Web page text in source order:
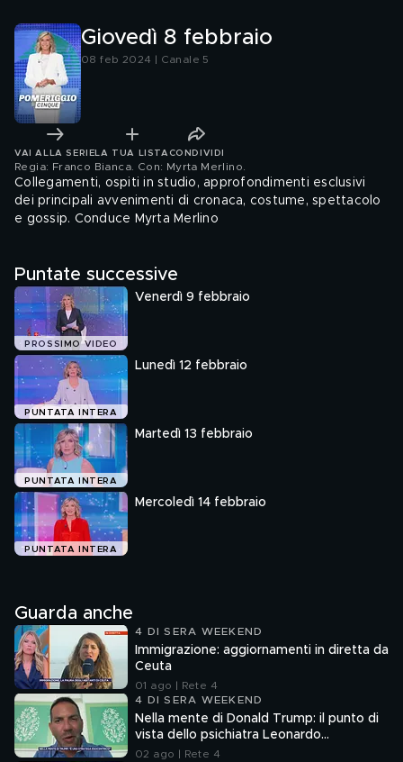
Giovedì 8 febbraio
08 feb 2024 | Canale 5
VAI ALLA SERIE LA TUA LISTA CONDIVIDI
Regia: Franco Bianca. Con: Myrta Merlino
Collegamenti, ospiti in studio, approfondimenti esclusivi
dei principali avvenimenti di cronaca, costume, spettacolo
e gossip. Conduce Myrta Merlino
Puntate successive
PROSSIMO VIDEO
Venerdì 9 febbraio
PUNTATA INTERA
Lunedì 12 febbraio
PUNTATA INTERA
Martedì 13 febbraio
PUNTATA INTERA
Mercoledì 14 febbraio
Guarda anche
4 DI SERA WEEKEND
Immigrazione: aggiornamenti in diretta da
Ceuta
01 ago | Rete 4
4 DI SERA WEEKEND
Nella mente di Donald Trump: il punto di
vista dello psichiatra Leonardo
Mendolicchio
02 ago | Rete 4